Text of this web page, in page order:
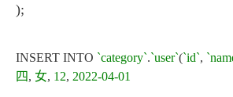
);
INSERT INTO `category`.`user`(`id`,
四, 女, 12, 2022-04-01